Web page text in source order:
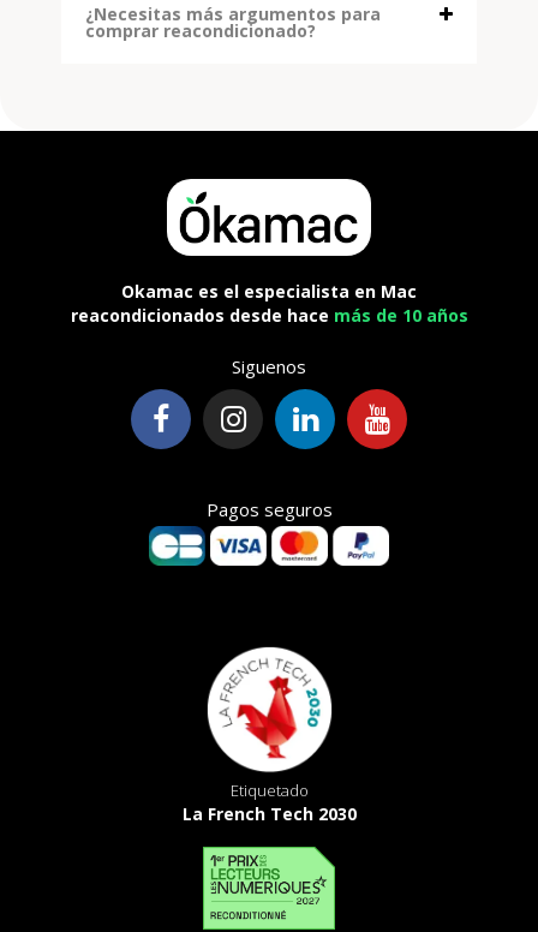
¿Necesitas más argumentos para
comprar reacondicionado?
Okamac es el especialista en Mac
reacondicionados desde hace más de 10 años
Siguenos
Pagos seguros
Etiquetado
La French Tech 2030